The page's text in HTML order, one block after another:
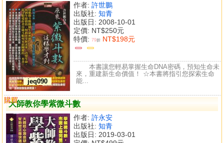
jeq090
作者: 許世鵬
出版社: 知青
出版日: 2008-10-01
定價: NT$250元
特價: 79折 NT$198元
本書讓您輕易掌握生命DNA密碼，預知生命未
來，重建新生命價值！ ☆本書將指引您探索生命
能...
大師教你學紫微斗數
作者: 許永安
出版社: 知青
出版日: 2019-03-01
購買
比較